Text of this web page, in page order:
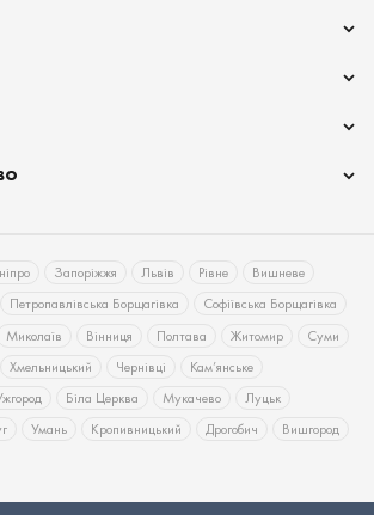
Запоріжжя Львів Рівне
Вишневе
Петропавлівська Борщагівка
Софіївська Борщагівка
Миколаїв Вінниця Полтава Житомир
Суми
Хмельницький Чернівці
Кам’янське
Біла Церква Мукачево
Луцьк
Умань Кропивницький Дрогобич
Вишгород